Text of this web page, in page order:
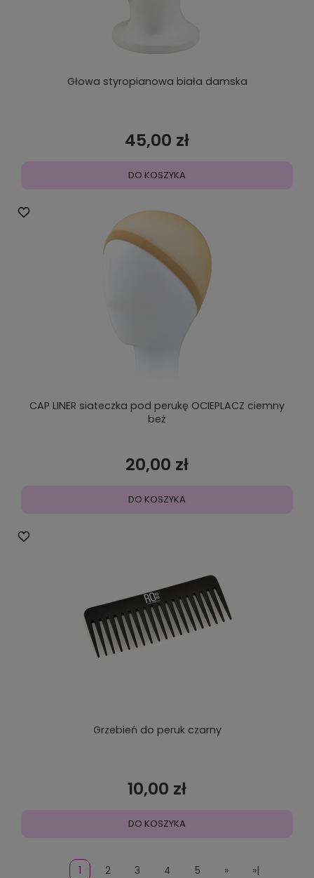
Głowa styropianowa biała damska
45,00 zł
DO KOSZYKA
CAP LINER siateczka pod perukę OCIEPLACZ ciemny
beż
20,00 zł
DO KOSZYKA
Grzebień do peruk czarny
10,00 zł
DO KOSZYKA
1 2 3 4 5 » »|